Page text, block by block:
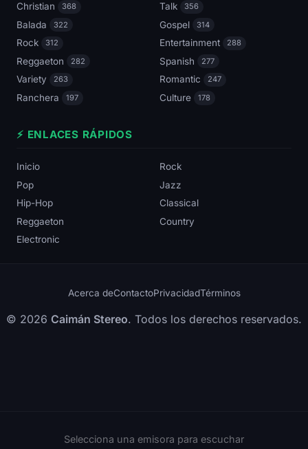
Christian 368 Talk 356
Balada 322 Gospel 314
Rock 312 Entertainment 288
Reggaeton 282 Spanish 277
Variety 263 Romantic 247
Ranchera 197 Culture 178
⚡ ENLACES RÁPIDOS
Inicio
Rock
Pop
Jazz
Hip-Hop
Classical
Reggaeton
Country
Electronic
Acerca deContactoPrivacidadTérminos
© 2026 Caimán Stereo. Todos los derechos reservados.
Selecciona una emisora para escuchar